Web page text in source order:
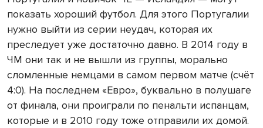
показать хороший футбол. Для этого Португалии
нужно выйти из серии неудач, которая их
преследует уже достаточно давно. В 2014 году в
ЧМ они так и не вышли из группы, морально
сломленные немцами в самом первом матче (счёт
4:0). На последнем «Евро», буквально в полушаге
от финала, они проиграли по пенальти испанцам,
которые и в 2010 году тоже отправили их домой.